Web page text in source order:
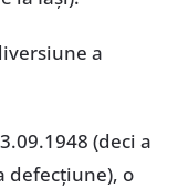
a
(deci a
defecțiune), o